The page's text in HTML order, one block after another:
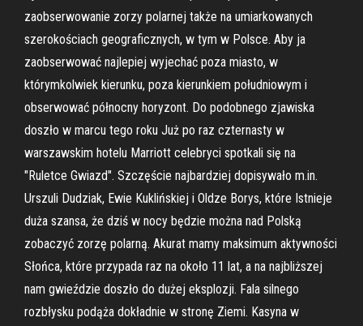
zaobserwowanie zorzy polarnej także na umiarkowanych
szerokościach geograficznych, w tym w Polsce. Aby ja
zaobserwować najlepiej wyjechać poza miasto, w
którymkolwiek kierunku, poza kierunkiem południowym i
obserwować północny horyzont. Do podobnego zjawiska
doszło w marcu tego roku Już po raz czternasty w
warszawskim hotelu Marriott celebryci spotkali się na
"Ruletce Gwiazd". Szczęście najbardziej dopisywało m.in.
Urszuli Dudziak, Ewie Kuklińskiej i Oldze Borys, które Istnieje
duża szansa, że dziś w nocy będzie można nad Polską
zobaczyć zorzę polarną. Akurat mamy maksimum aktywności
Słońca, które przypada raz na około 11 lat, a na najbliższej
nam gwieździe doszło do dużej eksplozji. Fala silnego
rozbłysku podąża dokładnie w stronę Ziemi. Kasyna w